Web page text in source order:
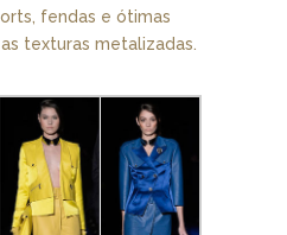
fendas e ótimas
texturas metalizadas.